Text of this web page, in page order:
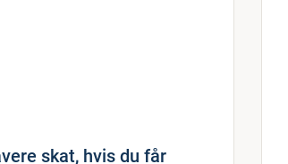
skat, hvis du får